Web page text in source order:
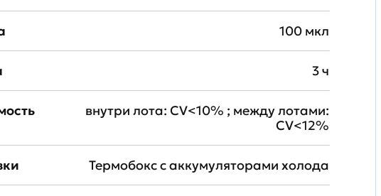
100 мкл
3 ч
внутри лота: CV<10% ; между лотами:
CV<12%
Термобокс с аккумуляторами холода